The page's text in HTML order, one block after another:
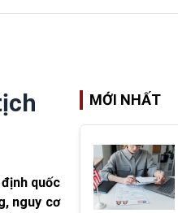
quốc
nguy cơ
MỚI NHẤT